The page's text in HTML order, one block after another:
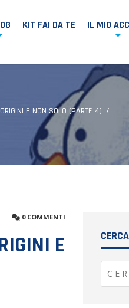
KIT FAI DA TE IL MIO
E NON SOLO (PARTE 4)
0 COMMENTI
E
CERCA